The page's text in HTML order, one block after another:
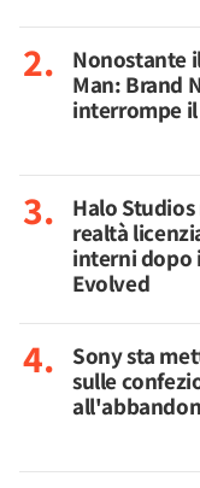
Nonostante
Man: Brand
interrompe
Halo
realtà
interni dopo
Evolved
Sony sta
sulle